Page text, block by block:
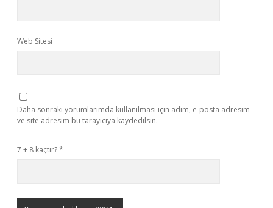
Web Sitesi
Daha sonraki yorumlarımda kullanılması için adım, e-posta adresim
ve site adresim bu tarayıcıya kaydedilsin.
7 + 8 kaçtır?*